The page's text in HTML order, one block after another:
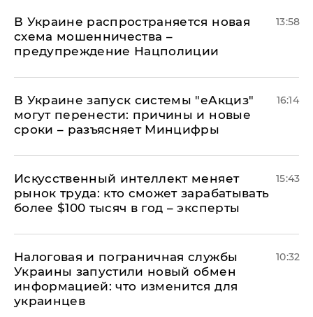
В Украине распространяется новая
схема мошенничества –
предупреждение Нацполиции
13:58
В Украине запуск системы "еАкциз"
могут перенести: причины и новые
сроки – разъясняет Минцифры
16:14
Искусственный интеллект меняет
рынок труда: кто сможет зарабатывать
более $100 тысяч в год – эксперты
15:43
Налоговая и пограничная службы
Украины запустили новый обмен
информацией: что изменится для
украинцев
10:32